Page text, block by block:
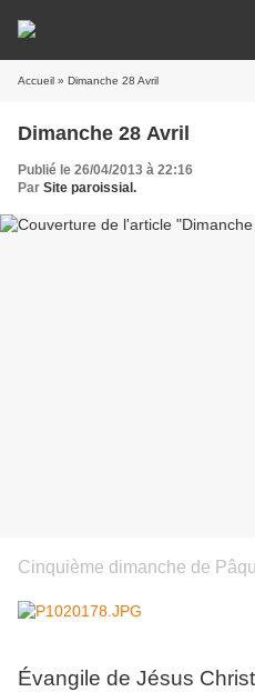
Accueil » Dimanche 28 Avril
Dimanche 28 Avril
Publié le 26/04/2013 à 22:16
Par Site paroissial.
Cinquième dimanche de
Évangile de Jésus